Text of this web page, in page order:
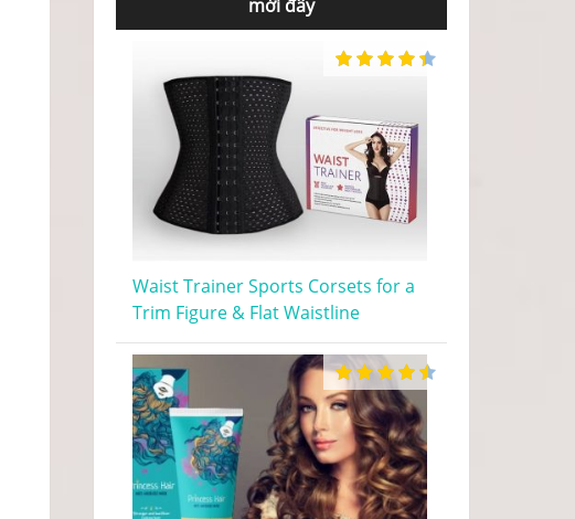
mới đây
Waist Trainer Sports Corsets for a
Trim Figure & Flat Waistline